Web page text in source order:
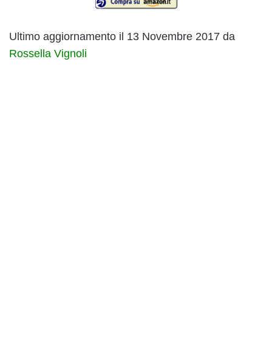
Ultimo aggiornamento il 13 Novembre 2017 da
Rossella Vignoli